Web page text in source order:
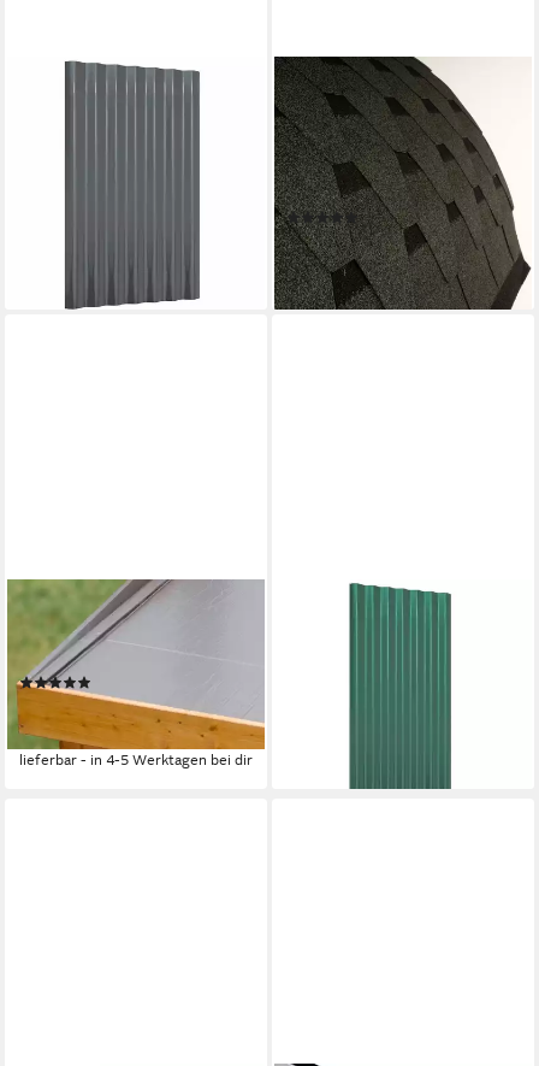
HOME DELUXE
Dachschindeln LAHTI M/L
Dachschindeln, (1-St), Als
Variante in zwei Größen
erhältlich
(1)
ab 12,00 €
(2,38 €/ 100 ml)
lieferbar - in 4-5 Werktagen bei dir
Dachbahn, selbstklebend, 1 m
breit, 5 qm
ab 57,99 € UVP99,00 €
-41%
lieferbar - in 4-5 Werktagen bei dir